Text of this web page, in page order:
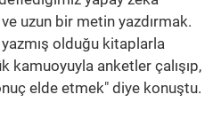
uzun bir metin yazdırmak.
yazmış olduğu kitaplarla
kamuoyuyla anketler çalışıp,
elde etmek" diye konuştu.